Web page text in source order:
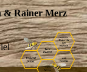
& Rainer Merz